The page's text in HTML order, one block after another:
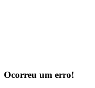
Ocorreu um erro!